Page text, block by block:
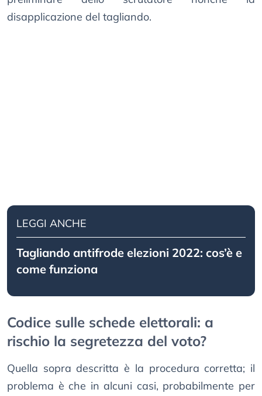
disapplicazione del tagliando.
LEGGI ANCHE
Tagliando antifrode elezioni 2022: cos’è e
come funziona
Codice sulle schede elettorali: a
rischio la segretezza del voto?
Quella sopra descritta è la procedura corretta; il
problema è che in alcuni casi, probabilmente per